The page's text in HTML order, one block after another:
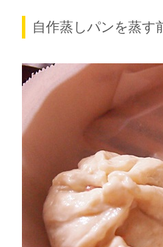
自作蒸しパンを蒸す